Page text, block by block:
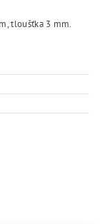
tloušťka 3 mm.